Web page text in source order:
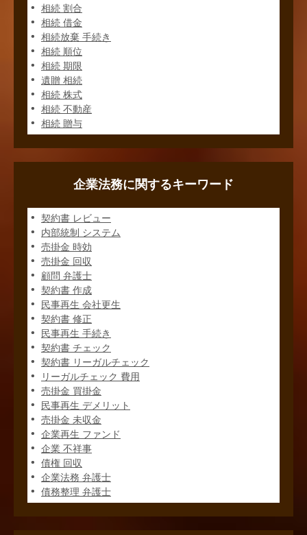
相続 割合
相続 借金
相続放棄 手続き
相続 順位
相続 期限
遺贈 相続
相続 株式
相続 不動産
相続 贈与
企業法務に関するキーワード
契約書 レビュー
内部統制 システム
売掛金 時効
売掛金 回収
顧問 弁護士
契約書 作成
民事再生 会社更生
契約書 修正
民事再生 手続き
契約書 チェック
契約書 リーガルチェック
リーガルチェック 費用
売掛金 買掛金
民事再生 デメリット
売掛金 未収金
企業再生 ファンド
企業 不祥事
債権 回収
企業法務 弁護士
債務整理 弁護士